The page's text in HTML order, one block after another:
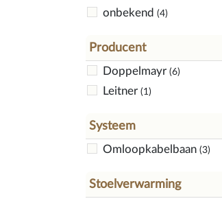
onbekend (4)
Producent
Doppelmayr (6)
Leitner (1)
Systeem
Omloopkabelbaan (3)
Stoelverwarming